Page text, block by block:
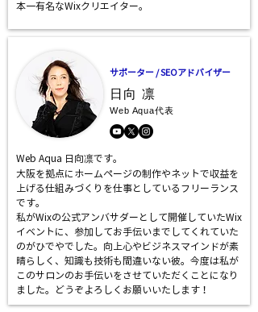
本一有名なWixクリエイター。
サポーター / SEOアドバイザー
日向 凛
Web Aqua代表
Web Aqua 日向凛です。
大阪を拠点にホームページの制作やネットで収益を
上げる仕組みづくりを仕事としているフリーランス
です。
私がWixの公式アンバサダーとして開催していたWix
イベントに、参加してお手伝いまでしてくれていた
のがひでやでした。向上心やビジネスマインドが素
晴らしく、知識も技術も間違いない彼。今度は私が
このサロンのお手伝いをさせていただくことになり
ました。どうぞよろしくお願いいたします！